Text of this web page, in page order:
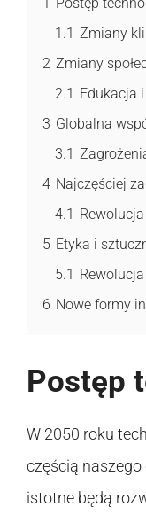
1.1 Zmiany
2 Zmiany
2.1 Edukacja
3 Globalna
3.1
4 Najczęściej
4.1
5 Etyka i
5.1
6 Nowe formy
Postęp
W 2050 roku
częścią
istotne będą